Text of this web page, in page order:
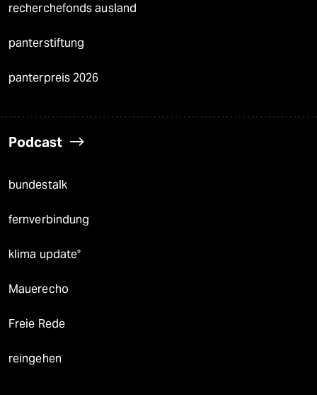
recherchefonds ausland
panterstiftung
panterpreis 2026
Podcast
bundestalk
fernverbindung
klima update°
Mauerecho
Freie Rede
reingehen